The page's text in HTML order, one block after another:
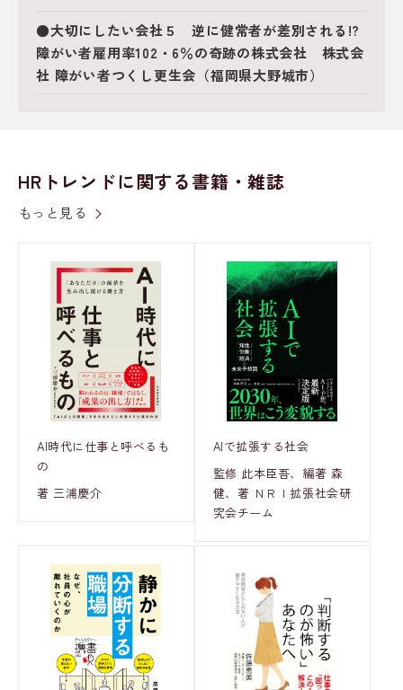
●大切にしたい会社５ 逆に健常者が差別される!?
障がい者雇用率102・6％の奇跡の株式会社 株式会
社 障がい者つくし更生会（福岡県大野城市）
HRトレンドに関する書籍・雑誌
もっと見る
AI時代に仕事と呼べるも
の
著 三浦慶介
AIで拡張する社会
監修 此本臣吾、編著 森
健、著 ＮＲＩ拡張社会研
究会チーム